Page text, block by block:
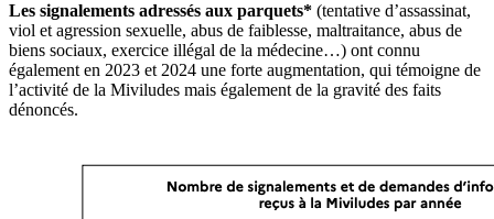
Les signalements adressés aux parquets* (tentative d’assassinat,
viol et agression sexuelle, abus de faiblesse, maltraitance, abus de
biens sociaux, exercice illégal de la médecine…) ont connu
également en 2023 et 2024 une forte augmentation, qui témoigne de
l’activité de la Miviludes mais également de la gravité des faits
dénoncés.